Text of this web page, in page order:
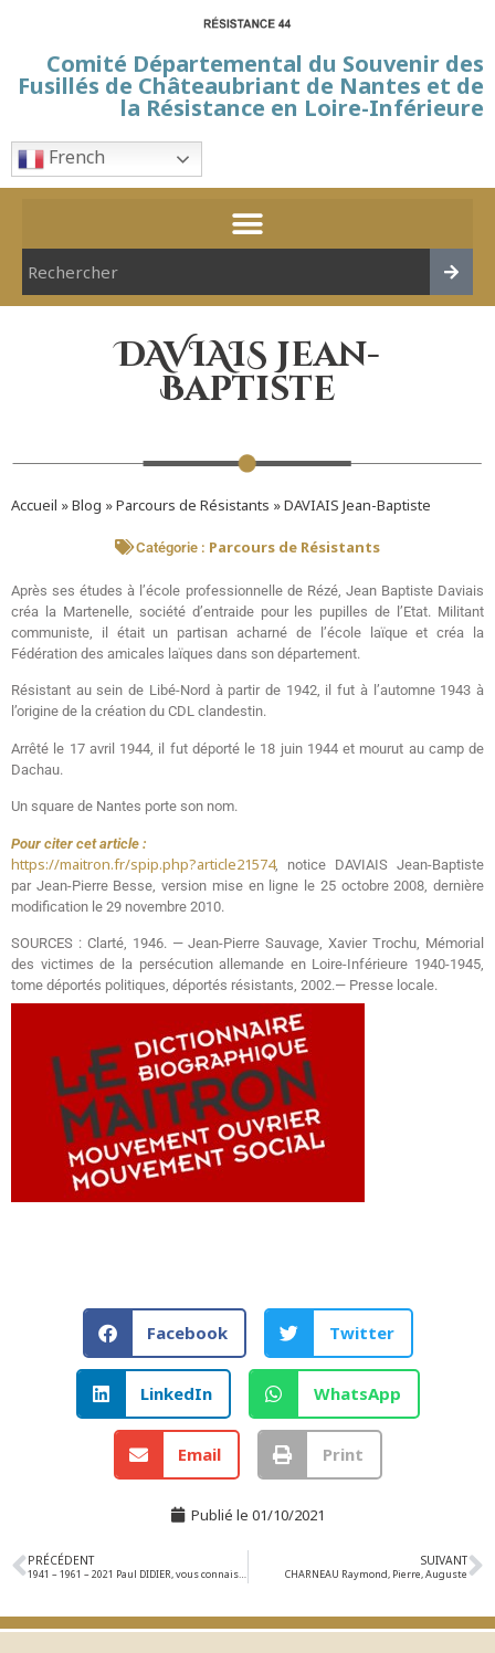
Comité Départemental du Souvenir des
Fusillés de Châteaubriant de Nantes et de
la Résistance en Loire-Inférieure
French
DAVIAIS Jean-
Baptiste
Accueil »Blog »Parcours de Résistants »DAVIAIS Jean-Baptiste
Catégorie : Parcours de Résistants
Après ses études à l’école professionnelle de Rézé, Jean Baptiste Daviais
créa la Martenelle, société d’entraide pour les pupilles de l’Etat. Militant
communiste, il était un partisan acharné de l’école laïque et créa la
Fédération des amicales laïques dans son département.
Résistant au sein de Libé-Nord à partir de 1942, il fut à l’automne 1943 à
l’origine de la création du CDL clandestin.
Arrêté le 17 avril 1944, il fut déporté le 18 juin 1944 et mourut au camp de
Dachau.
Un square de Nantes porte son nom.
Pour citer cet article :
https://maitron.fr/spip.php?article21574, notice DAVIAIS Jean-Baptiste
par Jean-Pierre Besse, version mise en ligne le 25 octobre 2008, dernière
modification le 29 novembre 2010.
SOURCES : Clarté, 1946. — Jean-Pierre Sauvage, Xavier Trochu, Mémorial
des victimes de la persécution allemande en Loire-Inférieure 1940-1945,
tome déportés politiques, déportés résistants, 2002.— Presse locale.
Facebook Twitter
LinkedIn WhatsApp
Email Print
Publié le 01/10/2021
PRÉCÉDENT
1941 – 1961 – 2021 Paul DIDIER, vous connaissez ?
SUIVANT
CHARNEAU Raymond, Pierre, Auguste